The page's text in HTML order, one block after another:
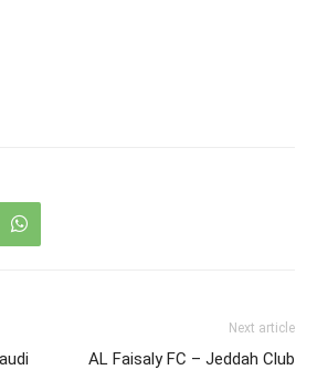
Next article
AL Faisaly FC – Jeddah Club